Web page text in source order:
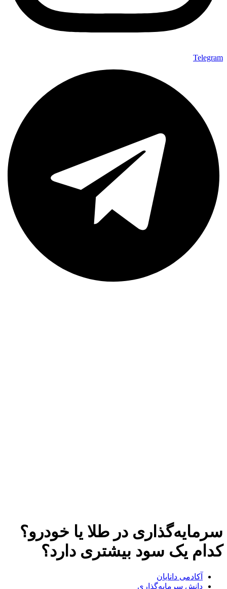
Telegram
سرمایه‌گذاری در طلا یا خودرو؟
کدام یک سود بیشتری دارد؟
آکادمی دانایان
دانش سرمایه‌گذاری